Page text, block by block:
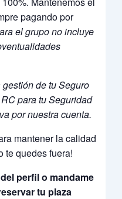
pagando por
el grupo no incluye
de tu Seguro
para tu Seguridad
por nuestra cuenta.
mantener la calidad
te quedes fuera!
perfil o mandame
tu plaza